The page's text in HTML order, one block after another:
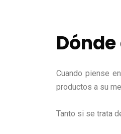
Cuando piense
productos a su
Tanto si se trata